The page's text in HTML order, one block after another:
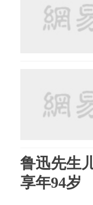
鲁迅先生
享年94岁